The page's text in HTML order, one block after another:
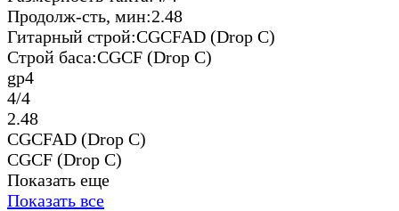
Продолж-сть, мин:2.48
Гитарный строй:CGCFAD (Drop C)
Строй баса:CGCF (Drop C)
gp4
4/4
2.48
CGCFAD (Drop C)
CGCF (Drop C)
Показать еще
Показать все